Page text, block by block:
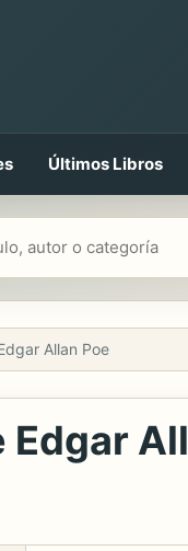
Últimos Libros
libros
Allan Poe